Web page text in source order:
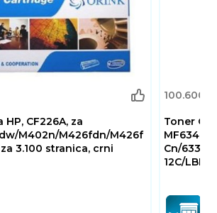
HP, CF226A, za
M402n/M426fdn/M426f
3.100 stranica, crni
Toner
Cn/
12C/